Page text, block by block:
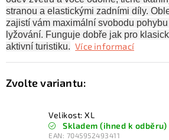
stranou a elastickými zadními díly.
zajistí vám maximální svobodu
lyžování. Funguje dobře jak pro
aktivní turistiku. Více informací
Velikost: XL
Skladem (ihned k odběru)
EAN: 7045952493411